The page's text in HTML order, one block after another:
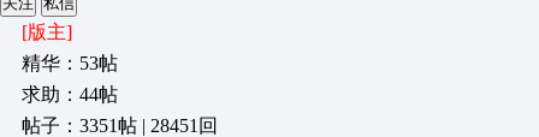
[版主]
精华：53帖
求助：44帖
帖子：3351帖 | 28451回